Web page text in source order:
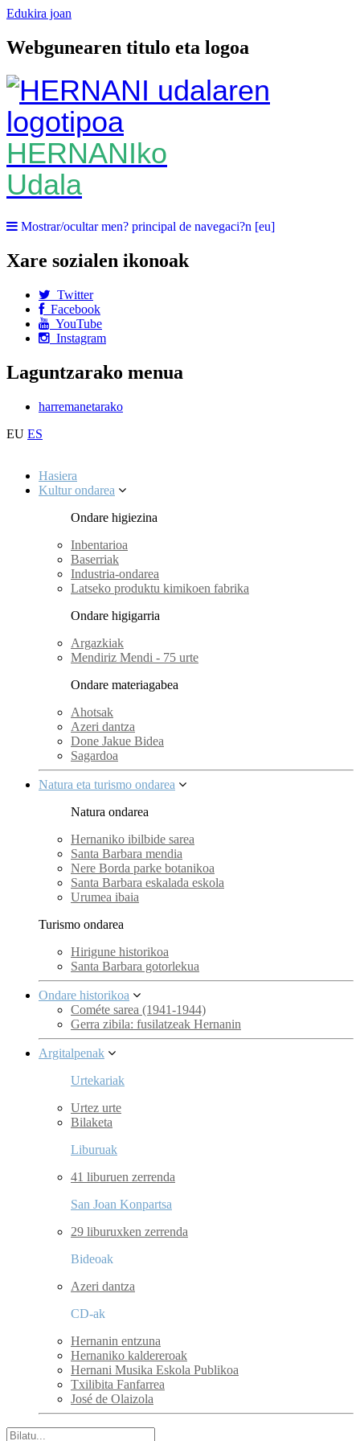
Edukira joan
Webgunearen titulo eta logoa
HERNANIko
Udala
Mostrar/ocultar men? principal de navegaci?n [eu]
Xare sozialen ikonoak
Twitter
Facebook
YouTube
Instagram
Laguntzarako menua
harremanetarako
EU ES
Hasiera
Kultur ondarea
Ondare higiezina
Inbentarioa
Baserriak
Industria-ondarea
Latseko produktu kimikoen fabrika
Ondare higigarria
Argazkiak
Mendiriz Mendi - 75 urte
Ondare materiagabea
Ahotsak
Azeri dantza
Done Jakue Bidea
Sagardoa
Natura eta turismo ondarea
Natura ondarea
Hernaniko ibilbide sarea
Santa Barbara mendia
Nere Borda parke botanikoa
Santa Barbara eskalada eskola
Urumea ibaia
Turismo ondarea
Hirigune historikoa
Santa Barbara gotorlekua
Ondare historikoa
Cométe sarea (1941-1944)
Gerra zibila: fusilatzeak Hernanin
Argitalpenak
Urtekariak
Urtez urte
Bilaketa
Liburuak
41 liburuen zerrenda
San Joan Konpartsa
29 liburuxken zerrenda
Bideoak
Azeri dantza
CD-ak
Hernanin entzuna
Hernaniko kaldereroak
Hernani Musika Eskola Publikoa
Txilibita Fanfarrea
José de Olaizola